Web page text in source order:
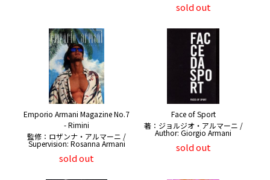
sold out
Emporio Armani Magazine No.7
- Rimini
監修：ロザンナ・アルマーニ /
Supervision: Rosanna Armani
sold out
Face of Sport
著：ジョルジオ・アルマーニ /
Author: Giorgio Armani
sold out